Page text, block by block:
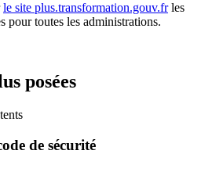
le site plus.transformation.gouv.frles
pour toutes les administrations.
posées
de sécurité